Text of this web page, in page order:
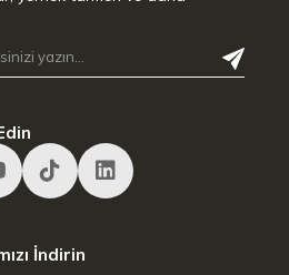
İndirin